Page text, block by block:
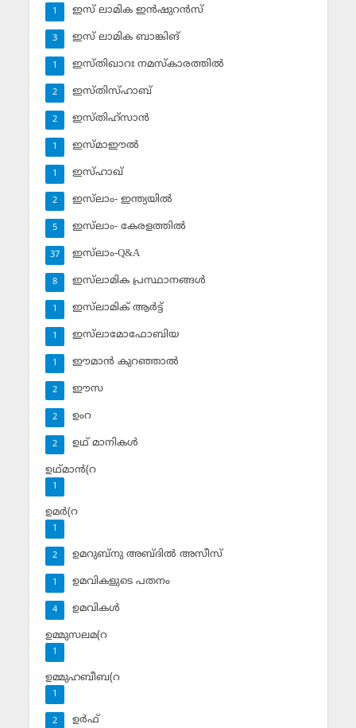
ഇസ് ലാമിക ഇന്‍ഷുറന്‍സ്‌
1
ഇസ് ലാമിക ബാങ്കിങ്‌
3
ഇസ്തിഖാറഃ നമസ്‌കാരത്തില്‍
1
ഇസ്തിസ്ഹാബ്
2
ഇസ്തിഹ്‌സാന്‍
2
ഇസ്മാഈല്‍
1
ഇസ്ഹാഖ്‌
1
ഇസ്‌ലാം- ഇന്ത്യയില്‍
2
ഇസ്‌ലാം- കേരളത്തില്‍
5
ഇസ്‌ലാം-Q&A
37
ഇസ്‌ലാമിക പ്രസ്ഥാനങ്ങള്‍
8
ഇസ്‌ലാമിക് ആര്‍ട്ട്
1
ഇസ്‌ലാമോഫോബിയ
1
ഈമാന്‍ കുറഞ്ഞാല്‍
1
ഈസ
2
ഉംറ
2
ഉഥ് മാനികള്‍
2
ഉഥ്മാന്‍(റ
1
ഉമര്‍(റ
1
ഉമറുബ്‌നു അബ്ദില്‍ അസീസ്‌
2
ഉമവികളുടെ പതനം
1
ഉമവികള്‍
4
ഉമ്മുസലമ(റ
1
ഉമ്മുഹബീബ(റ
1
ഉര്‍ഫ്
2